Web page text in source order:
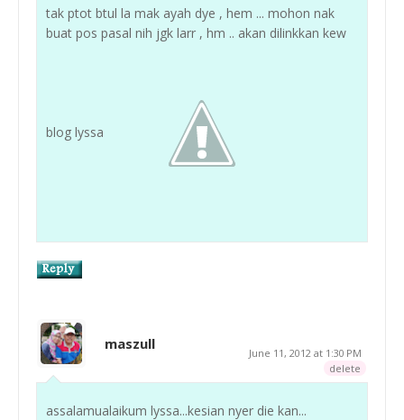
tak ptot btul la mak ayah dye , hem ... mohon nak
buat pos pasal nih jgk larr , hm .. akan dilinkkan kew
blog lyssa
maszull
June 11, 2012 at 1:30 PM
delete
assalamualaikum lyssa...kesian nyer die kan...